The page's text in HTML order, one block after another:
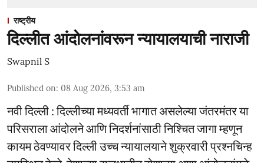
राष्ट्रीय
दिल्लीत आंदोलनांवरून न्यायालयाची नाराजी
Swapnil S
Published on: 08 Aug 2026, 3:53 am
नवी दिल्ली : दिल्लीच्या मध्यवर्ती भागात असलेल्या जंतरमंतर या
परिसराला आंदोलने आणि निदर्शनांसाठी निश्चित जागा म्हणून
कायम ठेवण्यावर दिल्ली उच्च न्यायालयाने शुक्रवारी प्रश्नचिन्ह